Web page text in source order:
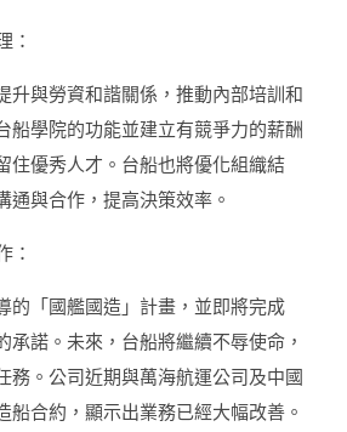
：
升與勞資和諧關係，推動內部培訓和
船學院的功能並建立有競爭力的薪酬
住優秀人才。台船也將優化組織結
通與合作，提高決策效率。
：
的「國艦國造」計畫，並即將完成
承諾。未來，台船將繼續不辱使命，
務。公司近期與萬海航運公司及中國
船合約，顯示出業務已經大幅改善。